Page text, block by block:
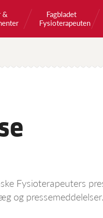
&
Fagbladet
Fysioterapeuten
Fysioterapeuters
og pressemeddelelser.